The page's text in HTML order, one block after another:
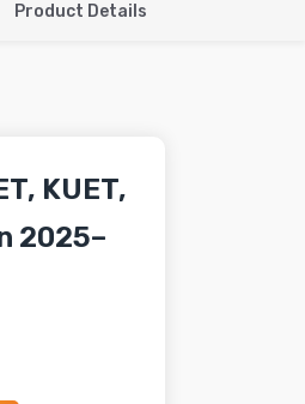
Product Details
KUET,
2025–